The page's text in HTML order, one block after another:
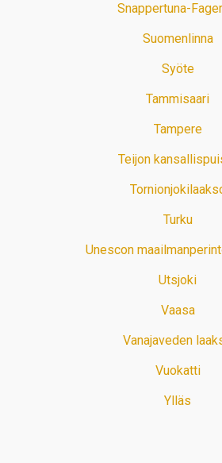
Snappertuna-
Suomenlinna
Syöte
Tammisaari
Tampere
Teijon
Turku
Unescon
Utsjoki
Vaasa
Vanajaveden
Vuokatti
Ylläs